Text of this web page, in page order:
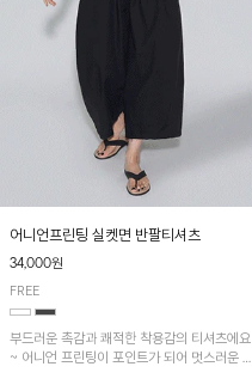
어니언프린팅 실켓면 반팔티셔츠
34,000원
FREE
부드러운 촉감과 쾌적한 착용감의 티셔츠에요
~ 어니언 프린팅이 포인트가 되어 멋스러운 아